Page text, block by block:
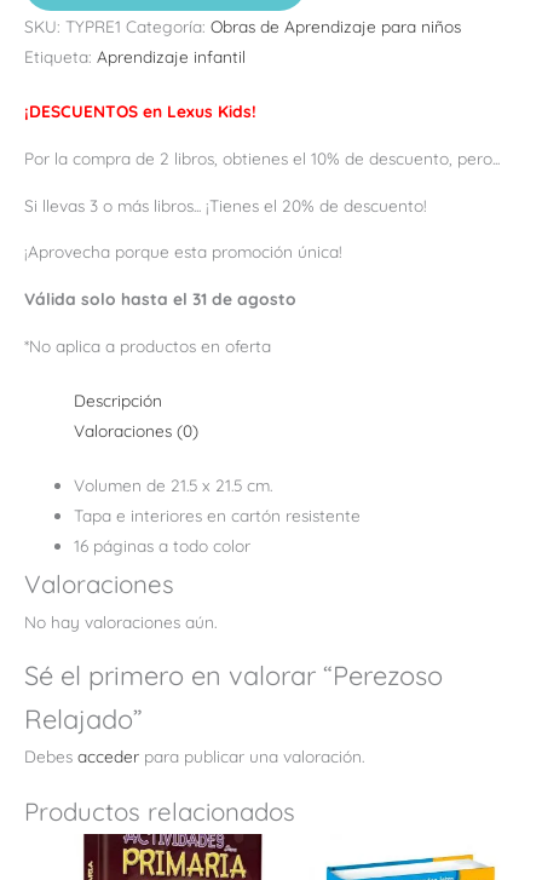
SKU: TYPRE1 Categoría: Obras de Aprendizaje para niños
Etiqueta: Aprendizaje infantil
¡DESCUENTOS en Lexus Kids!
Por la compra de 2 libros, obtienes el 10% de descuento, pero...
Si llevas 3 o más libros... ¡Tienes el 20% de descuento!
¡Aprovecha porque esta promoción única!
Válida solo hasta el 31 de agosto
*No aplica a productos en oferta
Descripción
Valoraciones (0)
Volumen de 21.5 x 21.5 cm.
Tapa e interiores en cartón resistente
16 páginas a todo color
Valoraciones
No hay valoraciones aún.
Sé el primero en valorar “Perezoso
Relajado”
Debes acceder para publicar una valoración.
Productos relacionados